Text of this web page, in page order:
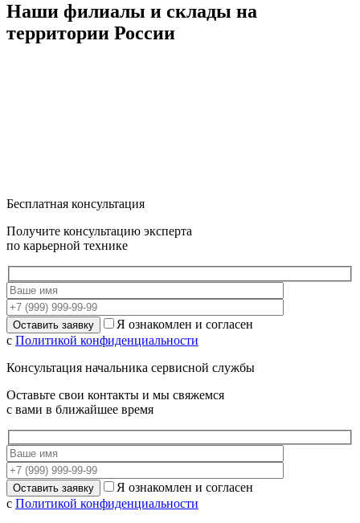
Наши филиалы и склады на
территории России
Бесплатная консультация
Получите консультацию эксперта
по карьерной технике
Я ознакомлен и согласен
с Политикой конфиденциальности
Консультация начальника сервисной службы
Оставьте свои контакты и мы свяжемся
с вами в ближайшее время
Я ознакомлен и согласен
с Политикой конфиденциальности